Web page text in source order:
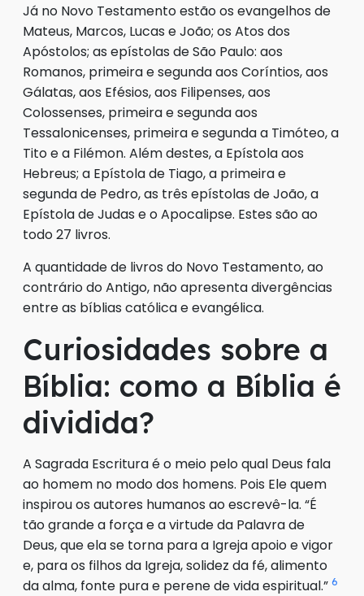
Já no Novo Testamento estão os evangelhos de
Mateus, Marcos, Lucas e João; os Atos dos
Apóstolos; as epístolas de São Paulo: aos
Romanos, primeira e segunda aos Coríntios, aos
Gálatas, aos Efésios, aos Filipenses, aos
Colossenses, primeira e segunda aos
Tessalonicenses, primeira e segunda a Timóteo, a
Tito e a Filémon. Além destes, a Epístola aos
Hebreus; a Epístola de Tiago, a primeira e
segunda de Pedro, as três epístolas de João, a
Epístola de Judas e o Apocalipse. Estes são ao
todo 27 livros.
A quantidade de livros do Novo Testamento, ao
contrário do Antigo, não apresenta divergências
entre as bíblias católica e evangélica.
Curiosidades sobre a
Bíblia: como a Bíblia é
dividida?
A Sagrada Escritura é o meio pelo qual Deus fala
ao homem no modo dos homens. Pois Ele quem
inspirou os autores humanos ao escrevê-la. “É
tão grande a força e a virtude da Palavra de
Deus, que ela se torna para a Igreja apoio e vigor
e, para os filhos da Igreja, solidez da fé, alimento
da alma, fonte pura e perene de vida espiritual.” 6